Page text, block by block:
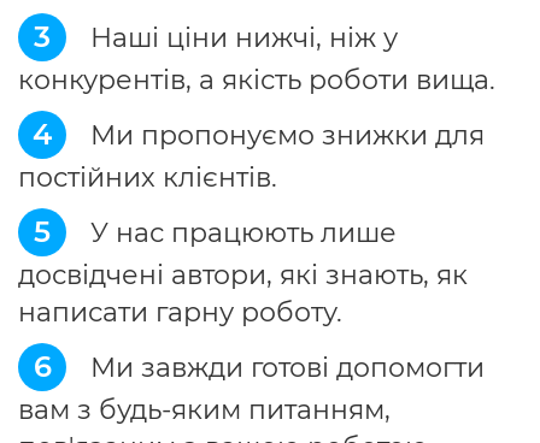
3
Наші ціни нижчі, ніж у
конкурентів, а якість роботи вища.
4
Ми пропонуємо знижки для
постійних клієнтів.
5
У нас працюють лише
досвідчені автори, які знають, як
написати гарну роботу.
6
Ми завжди готові допомогти
вам з будь-яким питанням,